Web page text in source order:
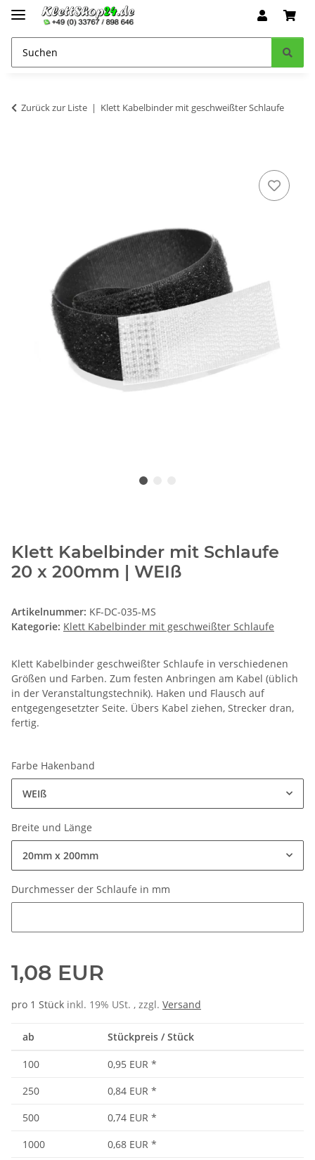
Zurück zur Liste Klett Kabelbinder mit geschweißter Schlaufe
Klett Kabelbinder mit Schlaufe
20 x 200mm | WEIß
Artikelnummer: KF-DC-035-MS
Kategorie: Klett Kabelbinder mit geschweißter Schlaufe
Klett Kabelbinder geschweißter Schlaufe in verschiedenen
Größen und Farben. Zum festen Anbringen am Kabel (üblich
in der Veranstaltungstechnik). Haken und Flausch auf
entgegengesetzter Seite. Übers Kabel ziehen, Strecker dran,
fertig.
Farbe Hakenband
WEIß
Breite und Länge
20mm x 200mm
Durchmesser der Schlaufe in mm
1,08 EUR
pro 1 Stück inkl. 19% USt. , zzgl. Versand
ab Stückpreis / Stück
100 0,95 EUR *
250
0,84 EUR *
500
0,74 EUR *
1000
0,68 EUR *